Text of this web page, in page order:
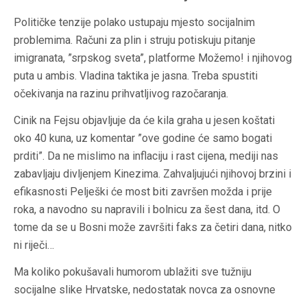
Političke tenzije polako ustupaju mjesto socijalnim
problemima. Računi za plin i struju potiskuju pitanje
imigranata, ”srpskog sveta”, platforme Možemo! i njihovog
puta u ambis. Vladina taktika je jasna. Treba spustiti
očekivanja na razinu prihvatljivog razočaranja.
Cinik na Fejsu objavljuje da će kila graha u jesen koštati
oko 40 kuna, uz komentar ”ove godine će samo bogati
prditi”. Da ne mislimo na inflaciju i rast cijena, mediji nas
zabavljaju divljenjem Kinezima. Zahvaljujući njihovoj brzini i
efikasnosti Pelješki će most biti završen možda i prije
roka, a navodno su napravili i bolnicu za šest dana, itd. O
tome da se u Bosni može završiti faks za četiri dana, nitko
ni riječi…
Ma koliko pokušavali humorom ublažiti sve tužniju
socijalne slike Hrvatske, nedostatak novca za osnovne